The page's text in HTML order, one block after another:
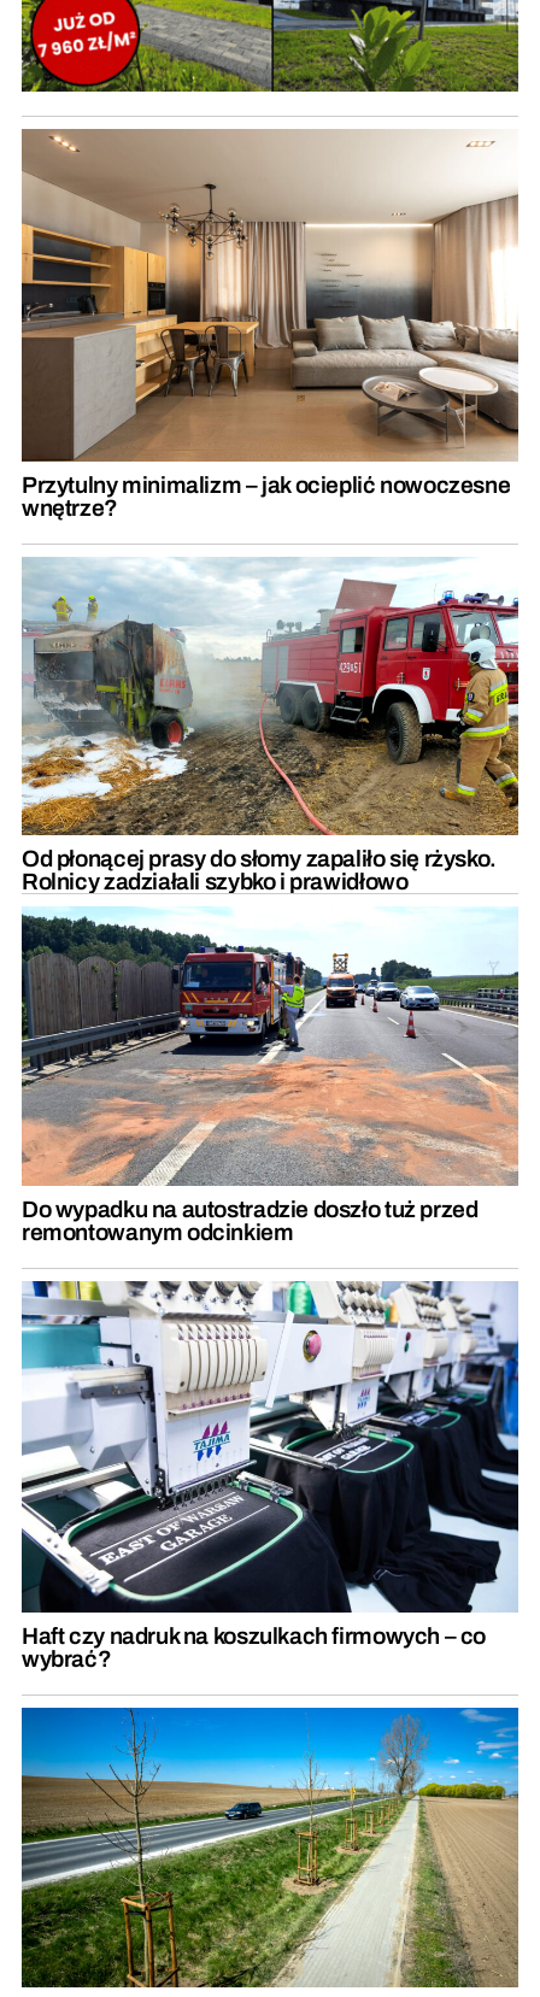
Przytulny minimalizm – jak ocieplić nowoczesne
wnętrze?
Od płonącej prasy do słomy zapaliło się rżysko.
Rolnicy zadziałali szybko i prawidłowo
Do wypadku na autostradzie doszło tuż przed
remontowanym odcinkiem
Haft czy nadruk na koszulkach firmowych – co
wybrać?